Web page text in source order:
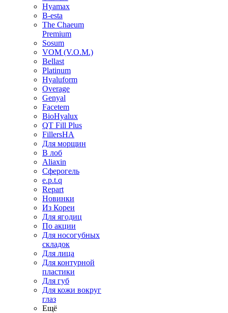
Hyamax
B-esta
The Chaeum
Premium
Sosum
VOM (V.O.M.)
Bellast
Platinum
Hyaluform
Overage
Genyal
Facetem
BioHyalux
QT Fill Plus
FillersHA
Для морщин
В лоб
Aliaxin
Сферогель
e.p.t.q
Repart
Новинки
Из Кореи
Для ягодиц
По акции
Для носогубных
складок
Для лица
Для контурной
пластики
Для губ
Для кожи вокруг
глаз
Ещё